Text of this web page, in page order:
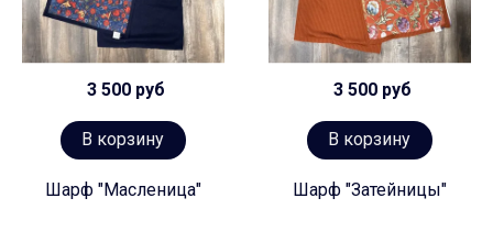
3 500 руб
В корзину
Шарф "Масленица"
3 500 руб
В корзину
Шарф "Затейницы"